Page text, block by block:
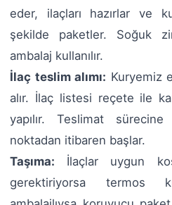
eder, ilaçları hazırlar ve
şekilde paketler. Soğuk
ambalaj kullanılır.
İlaç teslim alımı: Kuryemiz
alır. İlaç listesi reçete ile
yapılır. Teslimat
noktadan itibaren başlar.
Taşıma: İlaçlar uygun
gerektiriyorsa termos